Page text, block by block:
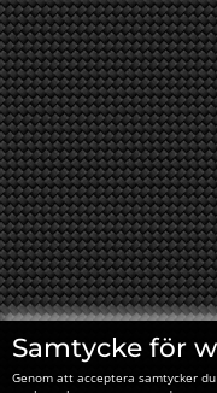
Samtycke för
Genom att acceptera samtycker